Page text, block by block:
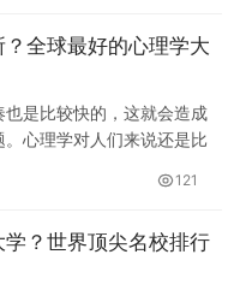
全球最好的心理学大
是比较快的，这就会造成
心理学对人们来说还是比
121
？世界顶尖名校排行